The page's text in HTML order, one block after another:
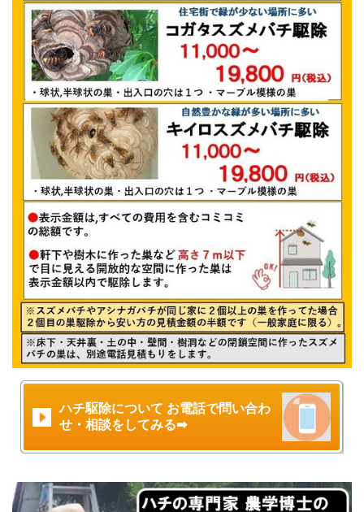
ハチ駆除について お電話で問い合わ
せ・相談をしてみる➡